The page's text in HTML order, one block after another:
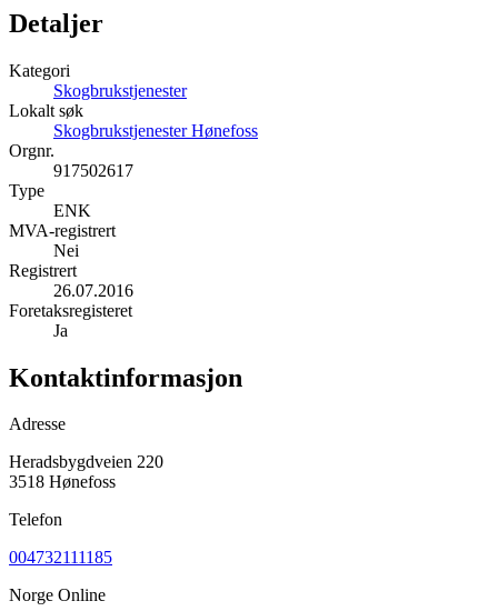
Detaljer
Kategori
Skogbrukstjenester
Lokalt søk
Skogbrukstjenester Hønefoss
Orgnr.
917502617
Type
ENK
MVA-registrert
Nei
Registrert
26.07.2016
Foretaksregisteret
Ja
Kontaktinformasjon
Adresse
Heradsbygdveien 220
3518 Hønefoss
Telefon
004732111185
Norge Online